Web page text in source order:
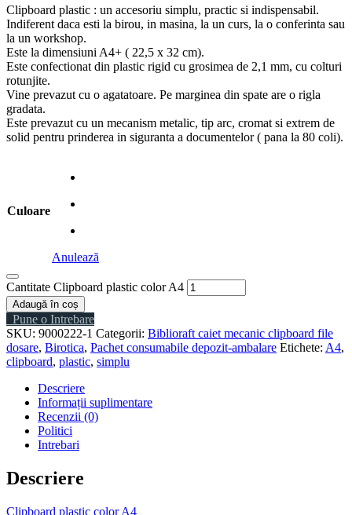
Clipboard plastic : un accesoriu simplu, practic si indispensabil.
Indiferent daca esti la birou, in masina, la un curs, la o conferinta sau
la un workshop.
Este la dimensiuni A4+ ( 22,5 x 32 cm).
Este confectionat din plastic rigid cu grosimea de 2,1 mm, cu colturi
rotunjite.
Vine prevazut cu o agatatoare. Pe marginea din spate are o rigla
gradata.
Este prevazut cu un mecanism metalic, tip arc, cromat si extrem de
solid pentru prinderea in siguranta a documentelor ( pana la 80 coli).
Culoare
Anulează
Cantitate Clipboard plastic color A4
Adaugă în coș
Pune o Intrebare
SKU: 9000222-1 Categorii: Biblioraft caiet mecanic clipboard file
dosare, Birotica, Pachet consumabile depozit-ambalare Etichete: A4,
clipboard, plastic, simplu
Descriere
Informații suplimentare
Recenzii (0)
Politici
Intrebari
Descriere
Clipboard plastic color A4